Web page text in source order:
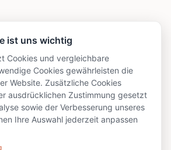
ist uns wichtig
Cookies und vergleichbare
Cookies gewährleisten die
Website. Zusätzliche Cookies
ausdrücklichen Zustimmung gesetzt
sowie der Verbesserung unseres
Ihre Auswahl jederzeit anpassen